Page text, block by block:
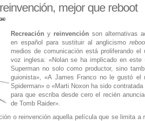
mejor que reboot
Recreación y reinvención son alternativas
en español para sustituir al anglicismo
medios de comunicación está proliferando el
voz inglesa: «Nolan se ha implicado en este
Superman no solo como productor, sino
guionista», «A James Franco no le gustó el
Spiderman» o «Marti Noxon ha sido
para que escriba desde cero el recién
de Tomb Raider».
o reinvención aquella película que se limita a